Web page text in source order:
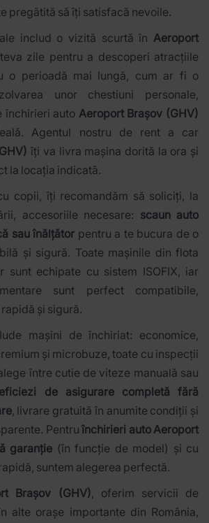
pregătită să îți satisfacă nevoile.
includ o vizită scurtă în Aeroport
zile pentru a descoperi atracțiile
o perioadă mai lungă, cum ar fi o
unor chestiuni personale,
închirieri auto Aeroport Brașov (GHV)
Agentul nostru de rent a car
îți va livra mașina dorită la ora și
la locația indicată.
copii, îți recomandăm să soliciți, la
accesoriile necesare: scaun auto
sau înălțător pentru a te bucura de o
și sigură. Toate mașinile din flota
sunt echipate cu sistem ISOFIX, iar
sunt perfect compatibile,
și sigură.
mașini de închiriat: economice,
și microbuze, toate cu inspecții
între cutie de viteze manuală sau
de asigurare completă fără
, livrare gratuită în anumite condiții și
Pentru închirieri autoAeroport
garanție (în funcție de model) și cu
suntem alegerea perfectă.
Brașov (GHV), oferim servicii de
alte orașe importante din România,